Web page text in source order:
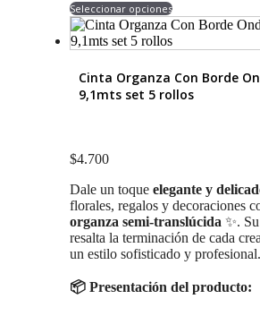
Seleccionar opcionesproducto
tiene
múltiples
Las
opciones
página
de
producto
Cinta Organza Con Borde
9,1mts set 5 rollos
$4.700
Dale un toque elegante y
florales, regalos y decoraciones
organza semi-translúcida ✨. Su
resalta la terminación de cada
un estilo sofisticado y profesional.
📦 Presentación del producto: